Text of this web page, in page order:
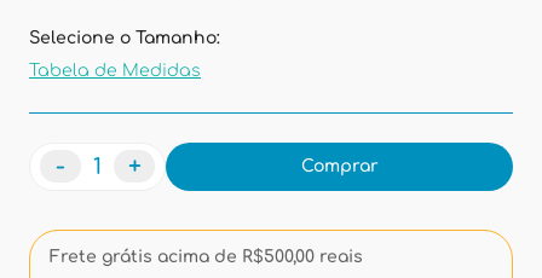
Selecione o Tamanho:
Tabela de Medidas
- + Comprar
Frete grátis acima de R$500,00 reais